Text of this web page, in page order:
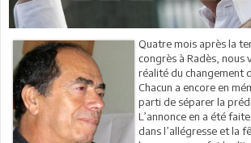
Quatre mois après la
congrès à Radès, nous
réalité du changement
Chacun a encore en
parti de séparer la
L’annonce en a été
dans l’allégresse et la